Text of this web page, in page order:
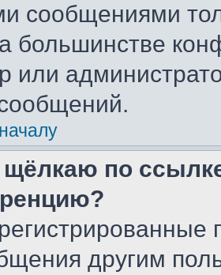
сообщениями
большинстве
или
щёлкаю по
другим